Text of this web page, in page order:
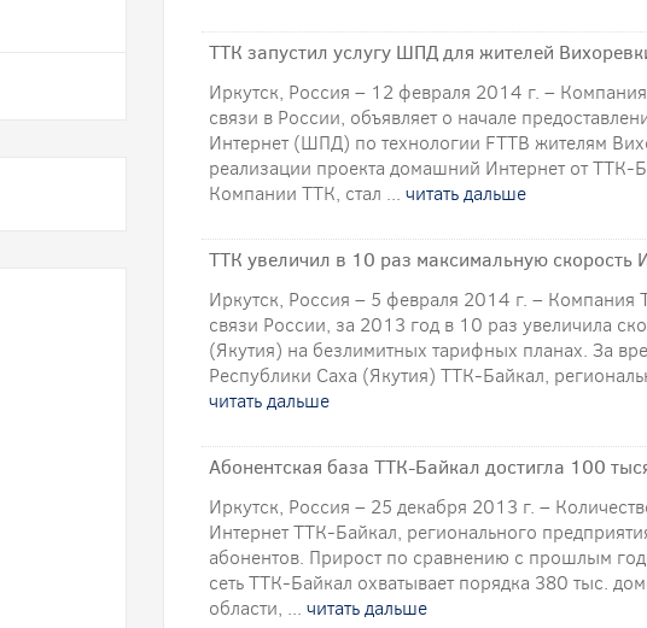
ТТК запустил услугу ШПД для жителей
Иркутск, Россия – 12 февраля 2014 г. –
связи в России, объявляет о начале
Интернет (ШПД) по технологии FTTB жителям
реализации проекта домашний Интернет от ТТК-
Компании ТТК, стал ... читать дальше
ТТК увеличил в 10 раз максимальную скорость
Иркутск, Россия – 5 февраля 2014 г. –
связи России, за 2013 год в 10 раз увеличила
(Якутия) на безлимитных тарифных планах. За
Республики Саха (Якутия) ТТК-Байкал,
читать дальше
Абонентская база ТТК-Байкал достигла 100
Иркутск, Россия – 25 декабря 2013 г. –
Интернет ТТК-Байкал, регионального
абонентов. Прирост по сравнению с прошлым
сеть ТТК-Байкал охватывает порядка 380 тыс.
области, ... читать дальше